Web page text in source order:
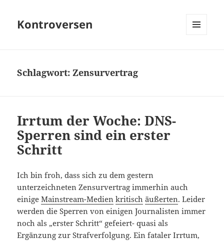
Kontroversen
Schlagwort:Zensurvertrag
Irrtum der Woche: DNS-
Sperren sind ein erster
Schritt
Ich bin froh, dass sich zu dem gestern
unterzeichneten Zensurvertrag immerhin auch
einigeMainstream-Medien kritisch äußerten. Leider
werden die Sperren von einigen Journalisten immer
noch als „erster Schritt“ gefeiert- quasi als
Ergänzung zur Strafverfolgung. Ein fataler Irrtum,